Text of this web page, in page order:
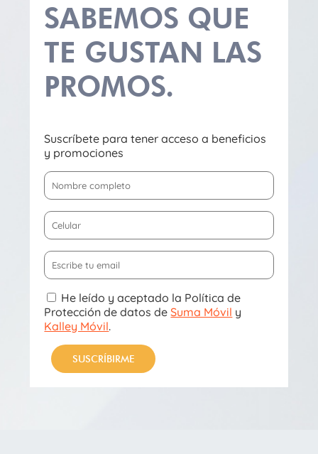
SABEMOS QUE
TE GUSTAN LAS
PROMOS.
Suscríbete para tener acceso a beneficios
y promociones
He leído y aceptado la Política de
Protección de datos deSuma Móvil y
Kalley Móvil.